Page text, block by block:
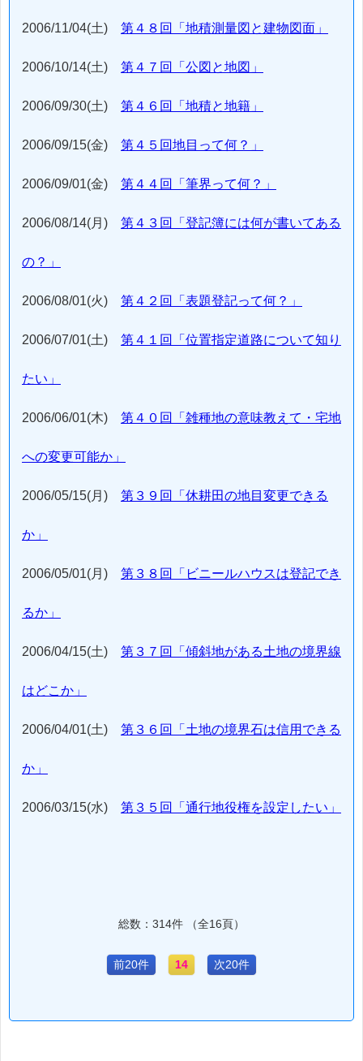
2006/11/04(土) 第４８回「地積測量図と建物図面」
2006/10/14(土) 第４７回「公図と地図」
2006/09/30(土) 第４６回「地積と地籍」
2006/09/15(金) 第４５回地目って何？」
2006/09/01(金) 第４４回「筆界って何？」
2006/08/14(月) 第４３回「登記簿には何が書いてある
の？」
2006/08/01(火) 第４２回「表題登記って何？」
2006/07/01(土) 第４１回「位置指定道路について知り
たい」
2006/06/01(木) 第４０回「雑種地の意味教えて・宅地
への変更可能か」
2006/05/15(月) 第３９回「休耕田の地目変更できる
か」
2006/05/01(月) 第３８回「ビニールハウスは登記でき
るか」
2006/04/15(土) 第３７回「傾斜地がある土地の境界線
はどこか」
2006/04/01(土) 第３６回「土地の境界石は信用できる
か」
2006/03/15(水) 第３５回「通行地役権を設定したい」
総数：314件 （全16頁）
前20件 14 次20件